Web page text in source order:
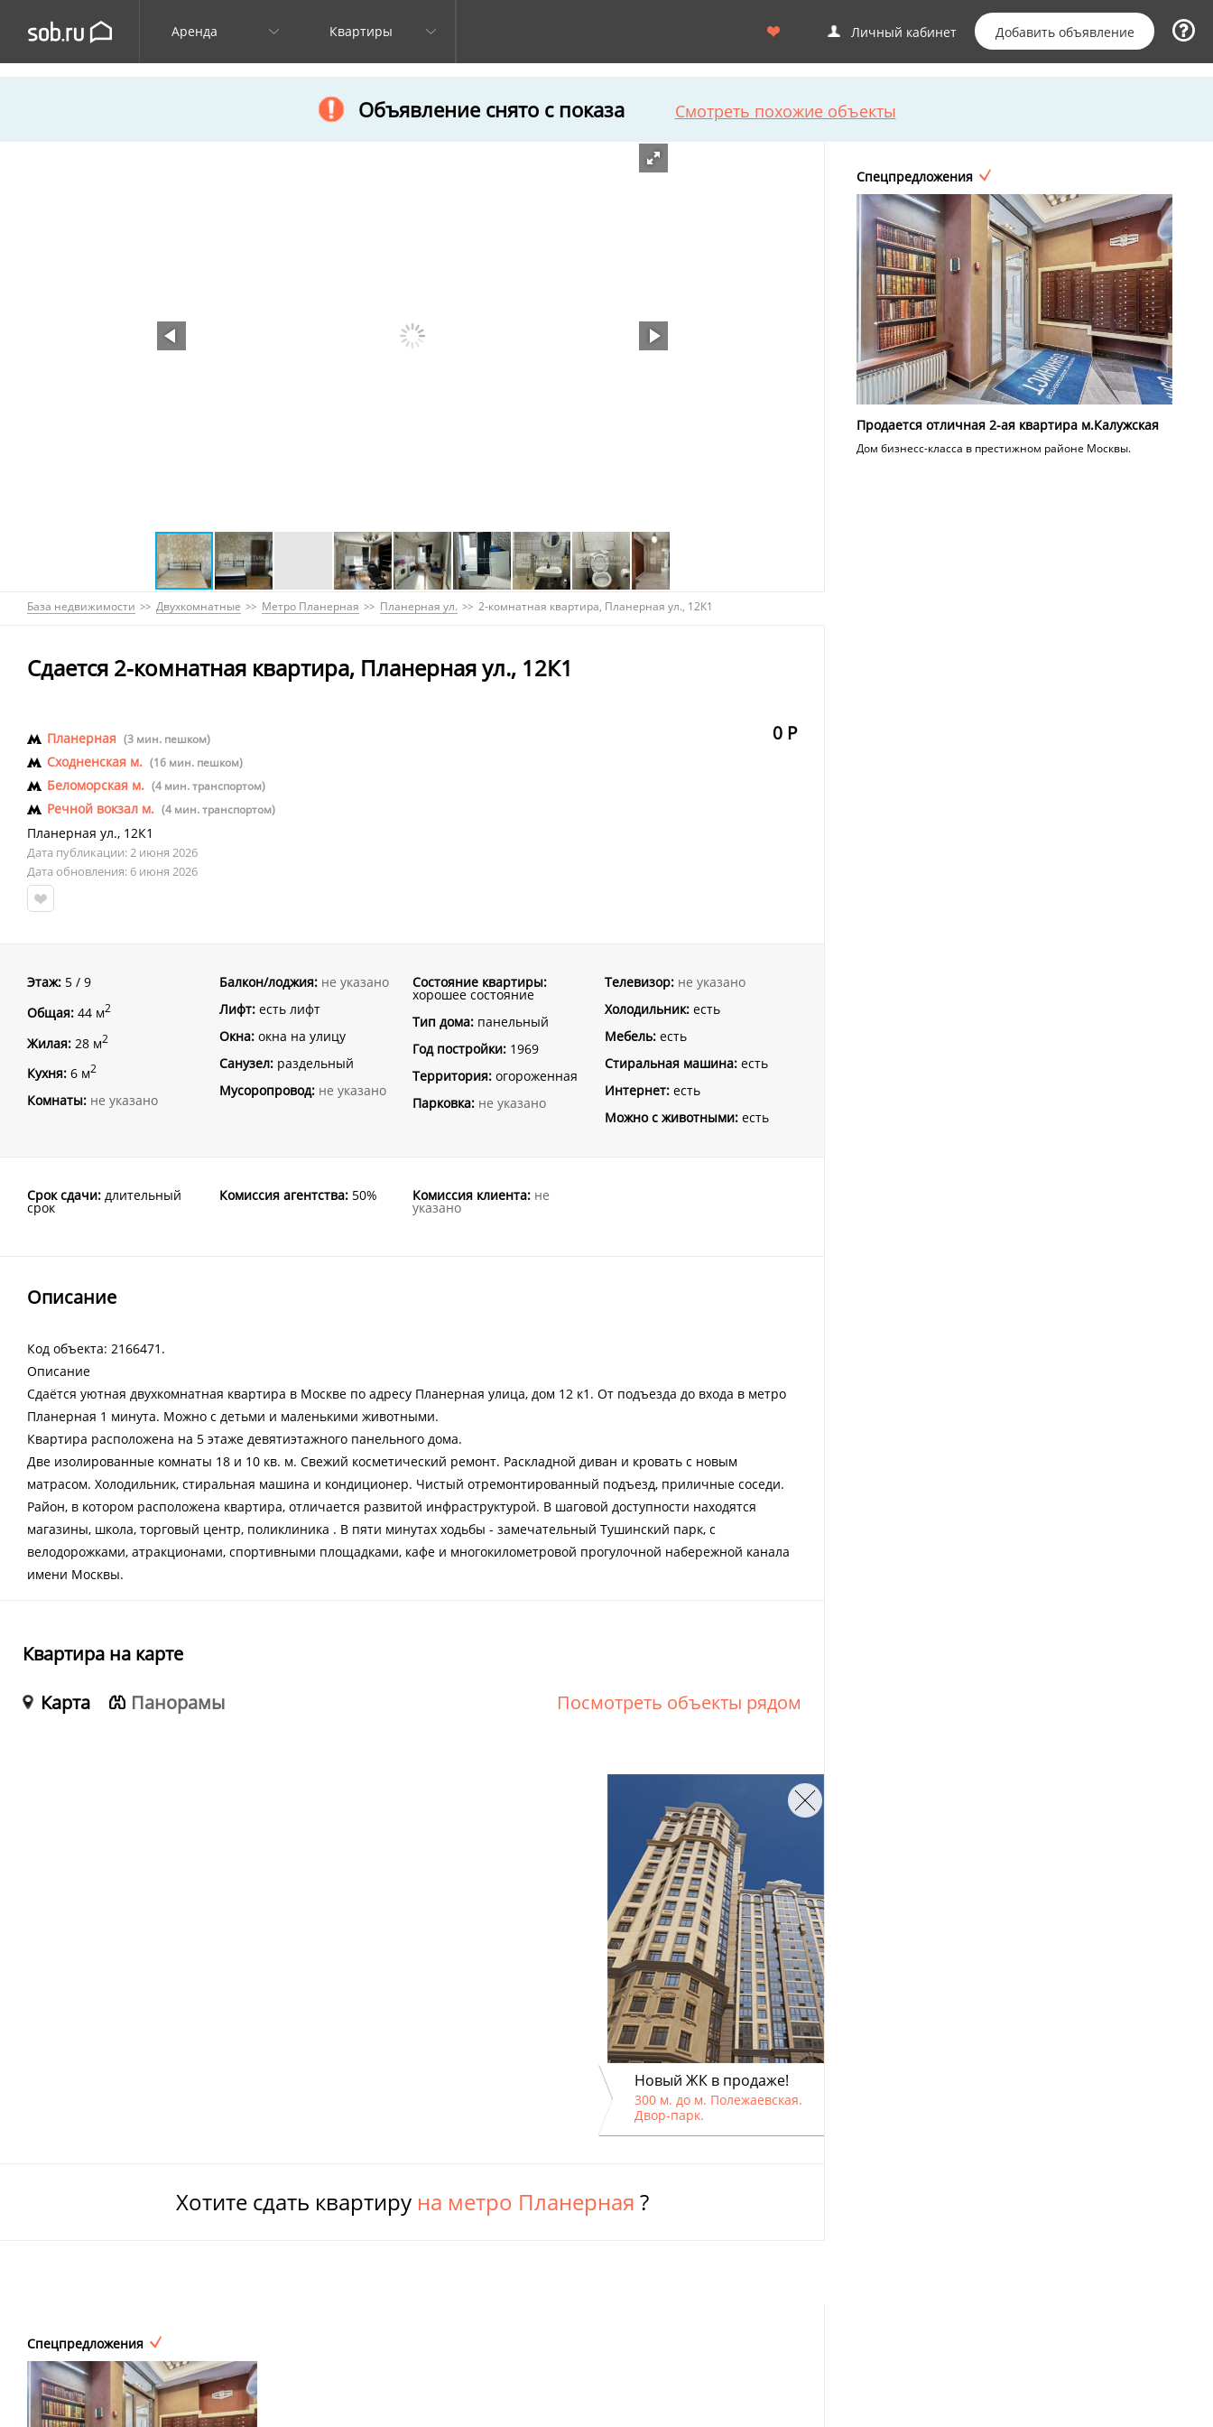
Аренда Квартиры Личный кабинет Добавить объявление
Объявление снято с показа Смотреть похожие объекты
Спецпредложения
Продается отличная 2-ая квартира м.Калужская
Дом бизнесс-класса в престижном районе Москвы.
База недвижимости Двухкомнатные Метро Планерная Планерная ул. 2-комнатная квартира, Планерная ул., 12К1
Сдается 2-комнатная квартира, Планерная ул., 12К1
0 Р
Планерная (3 мин. пешком)
Сходненская м. (16 мин. пешком)
Беломорская м. (4 мин. транспортом)
Речной вокзал м. (4 мин. транспортом)
Планерная ул., 12К1
Дата публикации: 2 июня 2026
Дата обновления: 6 июня 2026
Этаж: 5 / 9
Общая: 44 м2
Жилая: 28 м2
Кухня: 6 м2
Комнаты: не указано
Балкон/лоджия: не указано
Лифт: есть лифт
Окна: окна на улицу
Санузел: раздельный
Мусоропровод: не указано
Состояние квартиры:
хорошее состояние
Тип дома:панельный
Год постройки:1969
Территория:огороженная
Парковка: не указано
Телевизор: не указано
Холодильник:есть
Мебель:есть
Стиральная машина:есть
Интернет:есть
Можно с животными:есть
Срок сдачи: длительный
срок
Комиссия агентства: 50% Комиссия клиента: не
указано
Описание
Код объекта: 2166471.
Описание
Сдаётся уютная двухкомнатная квартира в Москве по адресу Планерная улица, дом 12 к1. От подъезда до входа в метро
Планерная 1 минута. Можно с детьми и маленькими животными.
Квартира расположена на 5 этаже девятиэтажного панельного дома.
Две изолированные комнаты 18 и 10 кв. м. Свежий косметический ремонт. Раскладной диван и кровать с новым
матрасом. Холодильник, стиральная машина и кондиционер. Чистый отремонтированный подъезд, приличные соседи.
Район, в котором расположена квартира, отличается развитой инфраструктурой. В шаговой доступности находятся
магазины, школа, торговый центр, поликлиника . В пяти минутах ходьбы - замечательный Тушинский парк, с
велодорожками, атракционами, спортивными площадками, кафе и многокилометровой прогулочной набережной канала
имени Москвы.
Квартира на карте
Карта
Панорамы Посмотреть объекты рядом
Новый ЖК в продаже!
300 м. до м. Полежаевская.
Двор-парк.
Хотите сдать квартиру на метро Планерная ?
Спецпредложения